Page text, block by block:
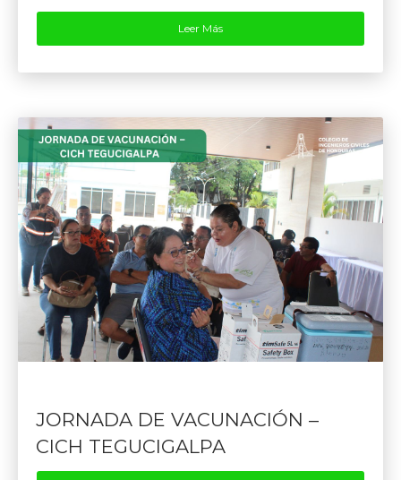
Leer Más
JORNADA DE VACUNACIÓN –
CICH TEGUCIGALPA